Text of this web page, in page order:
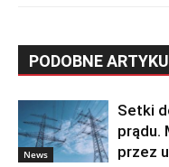
PODOBNE
News
Setki
prądu.
przez